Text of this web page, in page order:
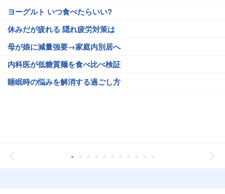
ヨーグルト いつ食べたらいい?
休みだが疲れる 隠れ疲労対策は
母が娘に減量強要→家庭内別居へ
内科医が低糖質麺を食べ比べ検証
睡眠時の悩みを解消する過ごし方